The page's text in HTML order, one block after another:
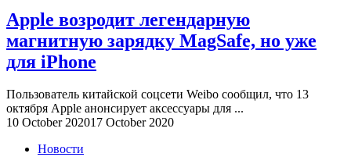
Apple возродит легендарную
магнитную зарядку MagSafe, но уже
для iPhone
Пользователь китайской соцсети Weibo сообщил, что 13
октября Apple анонсирует аксессуары для ...
10 October 202017 October 2020
Новости